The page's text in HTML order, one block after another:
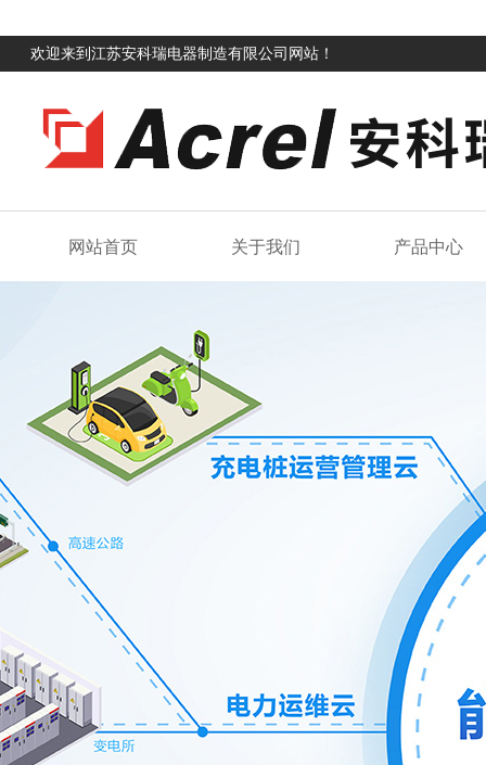
欢迎来到江苏安科瑞电器制造有限公司网站！
网站首页 关于我们 产品中心